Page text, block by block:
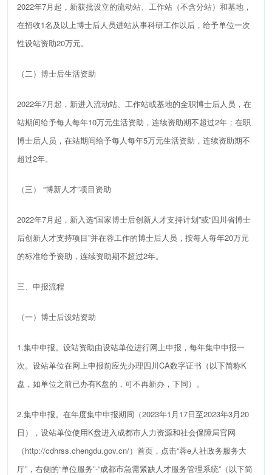
2022年7月起，新获批设立的流动站、工作站（不含分站）和基地，
在招收1名及以上博士后人员进站从事科研工作以后，给予单位一次
性设站资助20万元。
（二） 博士后生活资助
2022年7月起，新进入流动站、工作站或基地的全职博士后人员，在
站期间给予每人每年10万元生活资助，连续资助期不超过2年；在职
博士后人员，在站期间给予每人每年5万元生活资助，连续资助期不
超过2年。
（三） “博新人才”项目资助
2022年7月起，新入选“国家博士后创新人才支持计划”或“四川省博士
后创新人才支持项目”并在蓉工作的博士后人员，按每人每年20万元
的标准给予资助，连续资助期不超过2年。
三、申报流程
（一）博士后设站资助
1.集中申报。设站资助由设站单位进行网上申报，每年集中申报一
次。设站单位在网上申报前应先办理四川CA数字证书（以下简称K
盘 ， 如单位之前已办有K盘的，可不再新办 ，下同） 。
2.集中申报。在年度集中申报期间（2023年1 月 17日至2023年3月20
日 ） ， 设站单位使用K盘进入成都市人力资源和社会保障局官网
（http://cdhrss.chengdu.gov.cn/）首页，点击“蓉e人社政务服务大
厅”，右侧的“单位服务”-“成都市急需紧缺人才服务管理系统” （以下简